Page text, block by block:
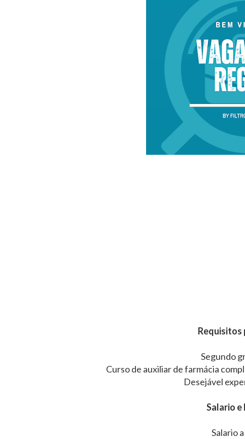
Requisitos
Segundo
Curso de auxiliar de farmácia
Desejável
Salario
Salario